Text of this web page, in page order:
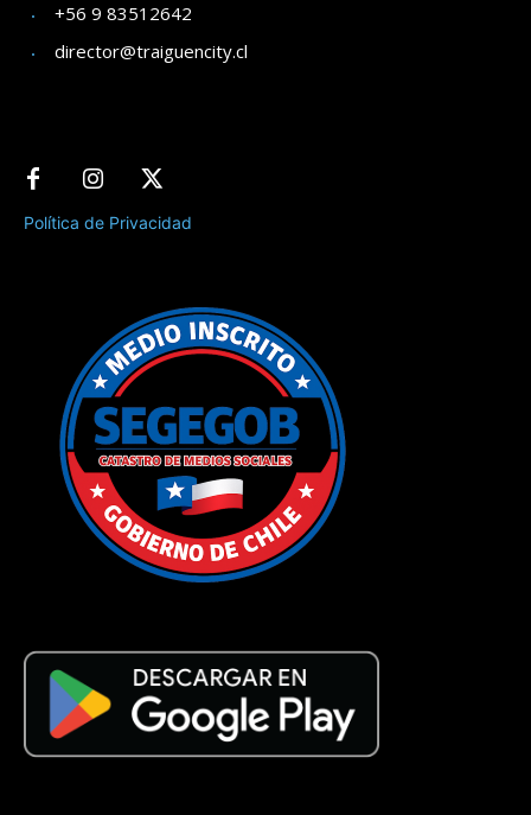
+56 9 83512642
director@traiguencity.cl
Política de Privacidad